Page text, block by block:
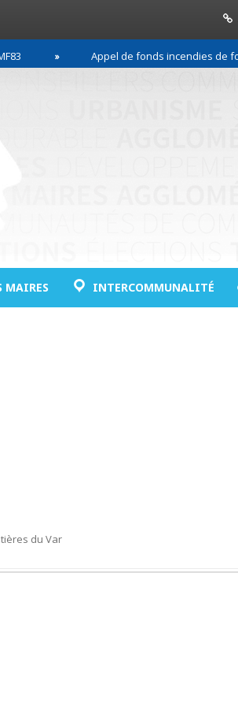
Appel de fonds incendies de forêt
MAIRES INTERCOMMUNALITÉ
du Var